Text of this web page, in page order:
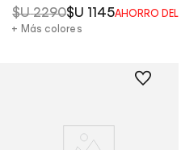
$U 2290$U 1145AHORRO DEL
+ Más colores